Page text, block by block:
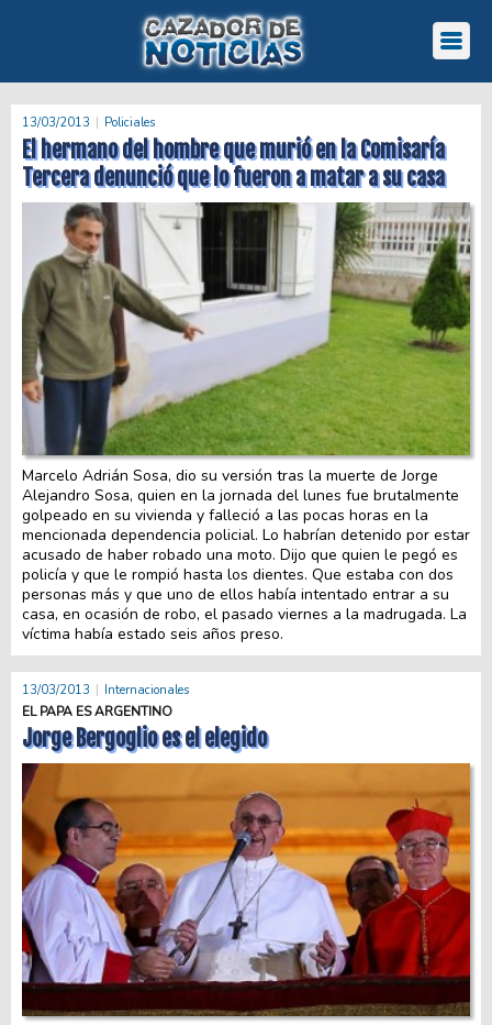
13/03/2013 Policiales
El hermano del hombre que murió en la Comisaría
Tercera denunció que lo fueron a matar a su casa
Marcelo Adrián Sosa, dio su versión tras la muerte de Jorge
Alejandro Sosa, quien en la jornada del lunes fue brutalmente
golpeado en su vivienda y falleció a las pocas horas en la
mencionada dependencia policial. Lo habrían detenido por estar
acusado de haber robado una moto. Dijo que quien le pegó es
policía y que le rompió hasta los dientes. Que estaba con dos
personas más y que uno de ellos había intentado entrar a su
casa, en ocasión de robo, el pasado viernes a la madrugada. La
víctima había estado seis años preso.
13/03/2013 Internacionales
EL PAPA ES ARGENTINO
Jorge Bergoglio es el elegido